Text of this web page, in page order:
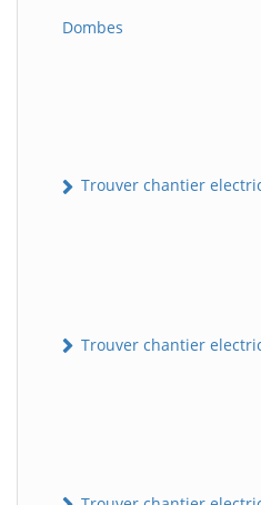
Dombes
Trouver chantier
Trouver chantier